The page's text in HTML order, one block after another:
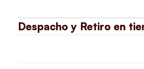
Despacho y Retiro en